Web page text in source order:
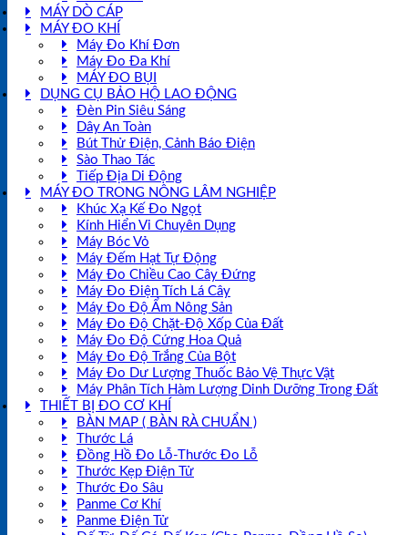
MÁY DÒ CÁP
MÁY ĐO KHÍ
Máy Đo Khí Đơn
Máy Đo Đa Khí
MÁY ĐO BỤI
DỤNG CỤ BẢO HỘ LAO ĐỘNG
Đèn Pin Siêu Sáng
Dây An Toàn
Bút Thử Điện, Cảnh Báo Điện
Sào Thao Tác
Tiếp Địa Di Động
MÁY ĐO TRONG NÔNG LÂM NGHIỆP
Khúc Xạ Kế Đo Ngọt
Kính Hiển Vi Chuyên Dụng
Máy Bóc Vỏ
Máy Đếm Hạt Tự Động
Máy Đo Chiều Cao Cây Đứng
Máy Đo Điện Tích Lá Cây
Máy Đo Độ Ẩm Nông Sản
Máy Đo Độ Chặt-Độ Xốp Của Đất
Máy Đo Độ Cứng Hoa Quả
Máy Đo Độ Trắng Của Bột
Máy Đo Dư Lượng Thuốc Bảo Vệ Thực Vật
Máy Phân Tích Hàm Lượng Dinh Dưỡng Trong Đất
THIẾT BỊ ĐO CƠ KHÍ
BÀN MAP ( BÀN RÀ CHUẨN )
Thước Lá
Đồng Hồ Đo Lỗ-Thước Đo Lỗ
Thước Kẹp Điện Tử
Thước Đo Sâu
Panme Cơ Khí
Panme Điện Tử